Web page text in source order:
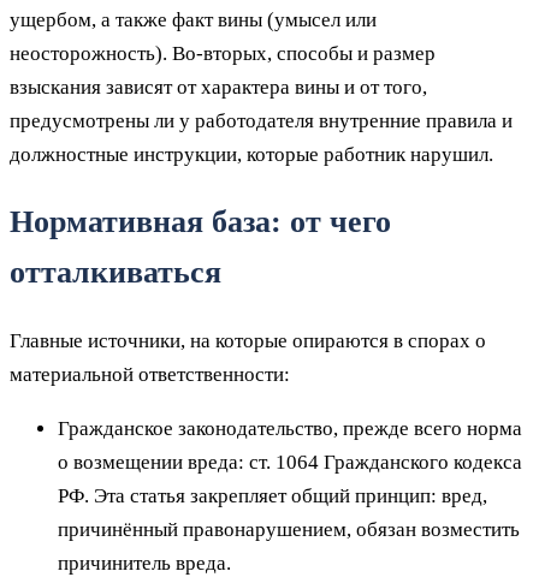
ущербом, а также факт вины (умысел или
неосторожность). Во‑вторых, способы и размер
взыскания зависят от характера вины и от того,
предусмотрены ли у работодателя внутренние правила и
должностные инструкции, которые работник нарушил.
Нормативная база: от чего
отталкиваться
Главные источники, на которые опираются в спорах о
материальной ответственности:
Гражданское законодательство, прежде всего норма
о возмещении вреда: ст. 1064 Гражданского кодекса
РФ. Эта статья закрепляет общий принцип: вред,
причинённый правонарушением, обязан возместить
причинитель вреда.